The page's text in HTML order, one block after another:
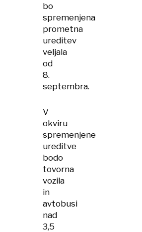
bo
spremenjena
prometna
ureditev
veljala
od
8.
septembra.
V
okviru
spremenjene
ureditve
bodo
tovorna
vozila
in
avtobusi
nad
3,5